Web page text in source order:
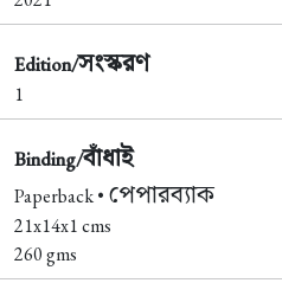
Edition/সংস্করণ
1
Binding/বাঁধাই
Paperback • পেপারব্যাক
21x14x1 cms
260 gms